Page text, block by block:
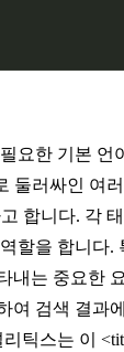
요한 기본 언
둘러싸인 여
합니다. 각
할을 합니다.
내는 중요한
여 검색 결과
틱스는 이